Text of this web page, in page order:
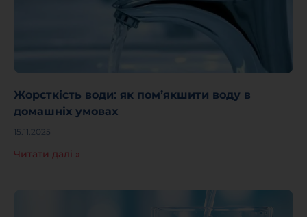
Жорсткість води: як пом’якшити воду в
домашніх умовах
15.11.2025
Читати далі »